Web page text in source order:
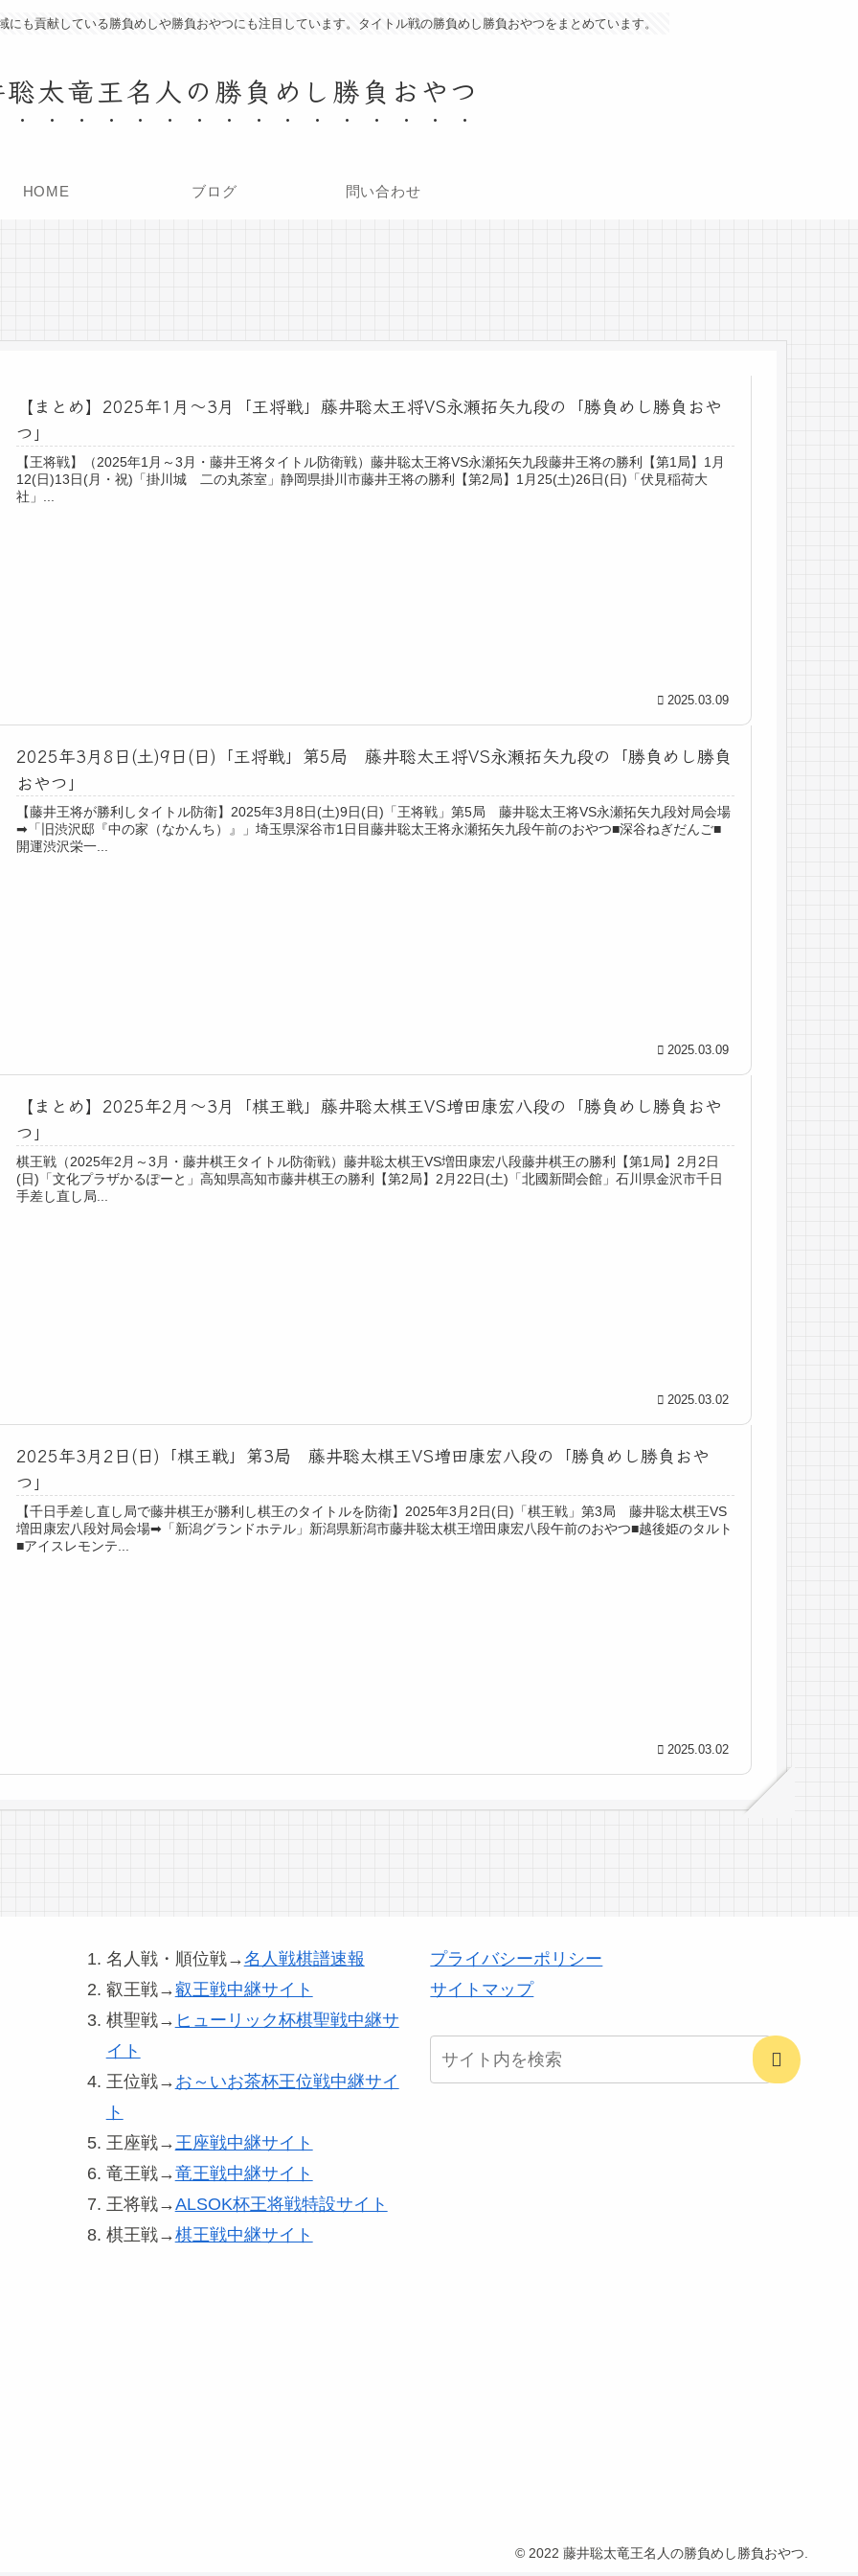
も貢献している勝負めしや勝負おやつにも注目しています。タイトル戦の勝負めし勝負おやつをまとめています。
太竜王名人の勝負めし勝負おやつ
HOME ブログ 問い合わせ
【まとめ】2025年1月～3月「王将戦」藤井聡太王将VS永瀬拓矢九段の「勝負めし勝負おや
つ」
【王将戦】（2025年1月～3月・藤井王将タイトル防衛戦）藤井聡太王将VS永瀬拓矢九段藤井王将の勝利【第1局】1月
12(日)13日(月・祝)「掛川城 二の丸茶室」静岡県掛川市藤井王将の勝利【第2局】1月25(土)26日(日)「伏見稲荷大
社」...
2025.03.09
2025年3月8日(土)9日(日)「王将戦」第5局 藤井聡太王将VS永瀬拓矢九段の「勝負めし勝負
おやつ」
【藤井王将が勝利しタイトル防衛】2025年3月8日(土)9日(日)「王将戦」第5局 藤井聡太王将VS永瀬拓矢九段対局会場
➡「旧渋沢邸『中の家（なかんち）』」埼玉県深谷市1日目藤井聡太王将永瀬拓矢九段午前のおやつ■深谷ねぎだんご■
開運渋沢栄一...
2025.03.09
【まとめ】2025年2月～3月「棋王戦」藤井聡太棋王VS増田康宏八段の「勝負めし勝負おや
つ」
棋王戦（2025年2月～3月・藤井棋王タイトル防衛戦）藤井聡太棋王VS増田康宏八段藤井棋王の勝利【第1局】2月2日
(日)「文化プラザかるぽーと」高知県高知市藤井棋王の勝利【第2局】2月22日(土)「北國新聞会館」石川県金沢市千日
手差し直し局...
2025.03.02
2025年3月2日(日)「棋王戦」第3局 藤井聡太棋王VS増田康宏八段の「勝負めし勝負おや
つ」
【千日手差し直し局で藤井棋王が勝利し棋王のタイトルを防衛】2025年3月2日(日)「棋王戦」第3局 藤井聡太棋王VS
増田康宏八段対局会場➡「新潟グランドホテル」新潟県新潟市藤井聡太棋王増田康宏八段午前のおやつ■越後姫のタルト
■アイスレモンテ...
2025.03.02
名人戦・順位戦→名人戦棋譜速報
叡王戦→叡王戦中継サイト
棋聖戦→ ヒューリック杯棋聖戦中継サ
イト
王位戦→ お～いお茶杯王位戦中継サイ
ト
王座戦→ 王座戦中継サイト
竜王戦→竜王戦中継サイト
王将戦→ALSOK杯王将戦特設サイト
棋王戦→棋王戦中継サイト
プライバシーポリシー
サイトマップ
© 2022 藤井聡太竜王名人の勝負めし勝負おやつ.